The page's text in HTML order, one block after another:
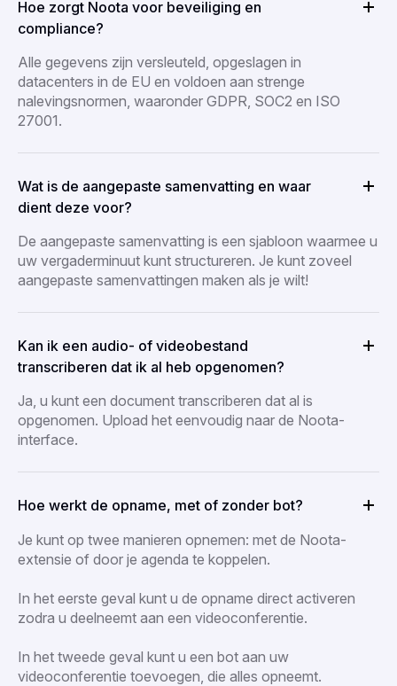
Hoe zorgt Noota voor beveiliging en
compliance?
Alle gegevens zijn versleuteld, opgeslagen in
datacenters in de EU en voldoen aan strenge
nalevingsnormen, waaronder GDPR, SOC2 en ISO
27001.
Wat is de aangepaste samenvatting en waar
dient deze voor?
De aangepaste samenvatting is een sjabloon waarmee u
uw vergaderminuut kunt structureren. Je kunt zoveel
aangepaste samenvattingen maken als je wilt!
Kan ik een audio- of videobestand
transcriberen dat ik al heb opgenomen?
Ja, u kunt een document transcriberen dat al is
opgenomen. Upload het eenvoudig naar de Noota-
interface.
Hoe werkt de opname, met of zonder bot?
Je kunt op twee manieren opnemen: met de Noota-
extensie of door je agenda te koppelen.
In het eerste geval kunt u de opname direct activeren
zodra u deelneemt aan een videoconferentie.
In het tweede geval kunt u een bot aan uw
videoconferentie toevoegen, die alles opneemt.